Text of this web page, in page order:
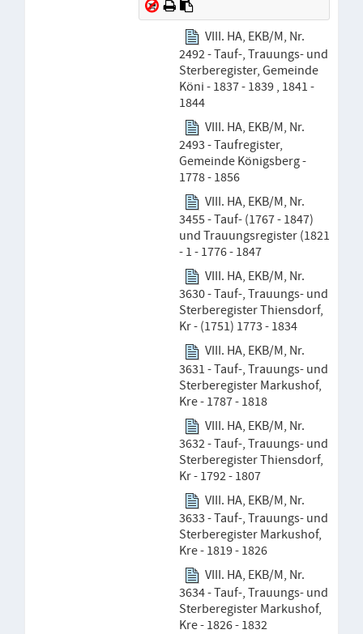
VIII. HA, EKB/M, Nr.
2492 - Tauf-, Trauungs- und
Sterberegister, Gemeinde
Köni - 1837 - 1839 , 1841 -
1844
VIII. HA, EKB/M, Nr.
2493 - Taufregister,
Gemeinde Königsberg -
1778 - 1856
VIII. HA, EKB/M, Nr.
3455 - Tauf- (1767 - 1847)
und Trauungsregister (1821
- 1 - 1776 - 1847
VIII. HA, EKB/M, Nr.
3630 - Tauf-, Trauungs- und
Sterberegister Thiensdorf,
Kr - (1751) 1773 - 1834
VIII. HA, EKB/M, Nr.
3631 - Tauf-, Trauungs- und
Sterberegister Markushof,
Kre - 1787 - 1818
VIII. HA, EKB/M, Nr.
3632 - Tauf-, Trauungs- und
Sterberegister Thiensdorf,
Kr - 1792 - 1807
VIII. HA, EKB/M, Nr.
3633 - Tauf-, Trauungs- und
Sterberegister Markushof,
Kre - 1819 - 1826
VIII. HA, EKB/M, Nr.
3634 - Tauf-, Trauungs- und
Sterberegister Markushof,
Kre - 1826 - 1832